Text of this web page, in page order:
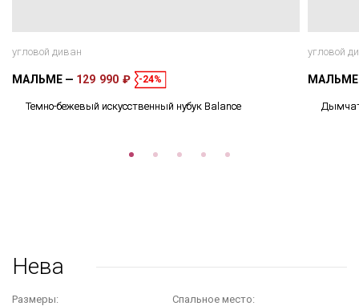
угловой диван
МАЛЬМЕ 129 990 ₽ -24%
Темно-бежевый искусственный нубук Balance
угловой
Нева
Размеры:
Cпальное место: